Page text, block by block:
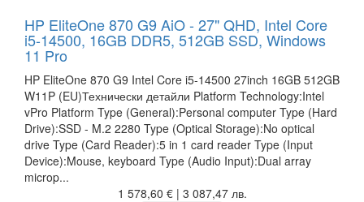
HP EliteOne 870 G9 AiO - 27" QHD, Intel Core
i5-14500, 16GB DDR5, 512GB SSD, Windows
11 Pro
HP EliteOne 870 G9 Intel Core i5-14500 27inch 16GB 512GB
W11P (EU)Технически детайли Platform Technology:Intel
vPro Platform Type (General):Personal computer Type (Hard
Drive):SSD - M.2 2280 Type (Optical Storage):No optical
drive Type (Card Reader):5 in 1 card reader Type (Input
Device):Mouse, keyboard Type (Audio Input):Dual array
microp...
1 578,60 € | 3 087,47 лв.